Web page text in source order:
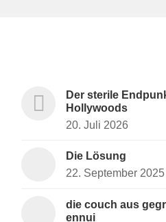
Der sterile
Hollywoods
20. Juli 2026
Die Lösung
22. September 2025
die couch aus
ennui